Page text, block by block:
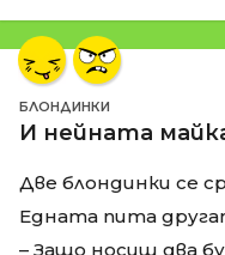
БЛОНДИНКИ
И нейната
Две блондинки се
Едната пита
– Защо носиш два